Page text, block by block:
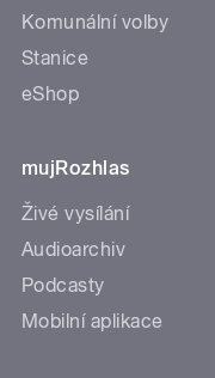
Komunální volby
Stanice
eShop
mujRozhlas
Živé vysílání
Audioarchiv
Podcasty
Mobilní aplikace